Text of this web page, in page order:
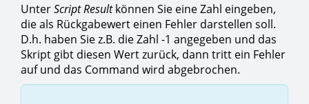
UnterScriptResultkönnen Sie eine Zahl eingeben,
die als Rückgabewert einen Fehler darstellen soll.
D.h. haben Sie z.B. die Zahl -1 angegeben und das
Skript gibt diesen Wert zurück, dann tritt ein Fehler
auf und das Command wird abgebrochen.